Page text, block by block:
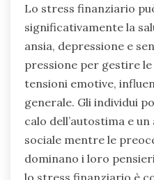
Lo stress finanziario
significativamente la
ansia, depressione e
pressione per gestire
tensioni emotive,
generale. Gli individui
calo dell’autostima e
sociale mentre le
dominano i loro
lo stress finanziario è